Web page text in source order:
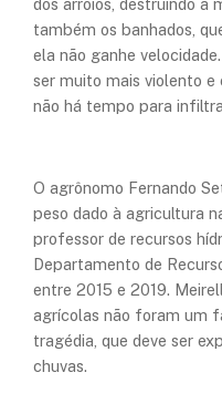
também os banhados,
ela não ganhe
ser muito mais violento e
não há tempo para
O agrônomo Fernando
peso dado à agricultura
professor de recursos
Departamento de
entre 2015 e 2019.
agrícolas não foram um
tragédia, que deve ser
chuvas.